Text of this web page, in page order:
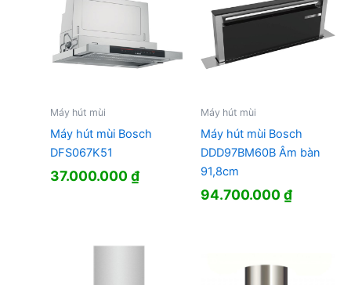
Máy hút mùi
Máy hút mùi Bosch
DFS067K51
37.000.000₫
Máy hút mùi
Máy hút mùi Bosch
DDD97BM60B Âm bàn
91,8cm
94.700.000₫